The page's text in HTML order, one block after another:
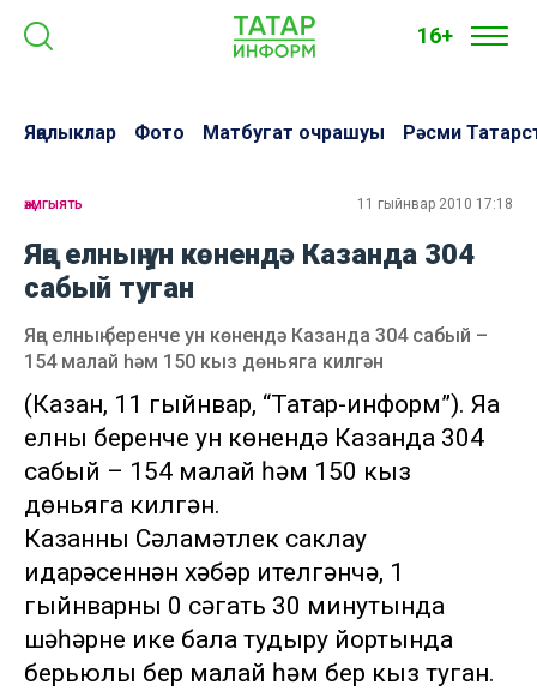
16+
Яңалыклар Фото Матбугат очрашуы Рәсми
җәмгыять 11 гыйнвар 2010 17:18
Яңа елның ун көнендә Казанда 304
сабый туган
Яңа елның беренче ун көнендә Казанда 304 сабый –
154 малай һәм 150 кыз дөньяга килгән
(Казан, 11 гыйнвар, “Татар-информ”). Яңа
елның беренче ун көнендә Казанда 304
сабый – 154 малай һәм 150 кыз
дөньяга килгән.
Казанның Сәламәтлек саклау
идарәсеннән хәбәр ителгәнчә, 1
гыйнварның 0 сәгать 30 минутында
шәһәрнең ике бала тудыру йортында
берьюлы бер малай һәм бер кыз туган.